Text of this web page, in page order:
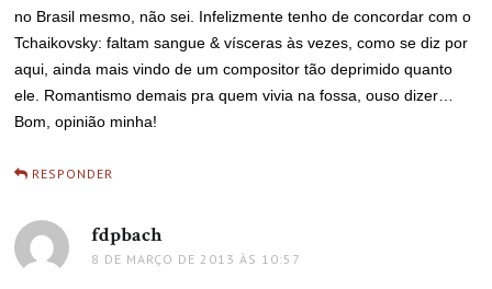
no Brasil mesmo, não sei. Infelizmente tenho de concordar com o
Tchaikovsky: faltam sangue & vísceras às vezes, como se diz por
aqui, ainda mais vindo de um compositor tão deprimido quanto
ele. Romantismo demais pra quem vivia na fossa, ouso dizer…
Bom, opinião minha!
RESPONDER
fdpbachdisse:
8 DE MARÇO DE 2013 ÀS 10:57